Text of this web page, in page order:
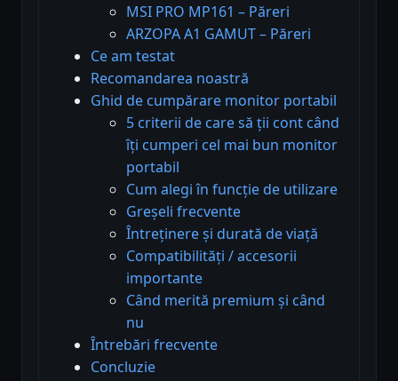
MSI PRO MP161 – Păreri
ARZOPA A1 GAMUT – Păreri
Ce am testat
Recomandarea noastră
Ghid de cumpărare monitor portabil
5 criterii de care să ții cont când
îți cumperi cel mai bun monitor
portabil
Cum alegi în funcție de utilizare
Greșeli frecvente
Întreținere și durată de viață
Compatibilități / accesorii
importante
Când merită premium și când
nu
Întrebări frecvente
Concluzie